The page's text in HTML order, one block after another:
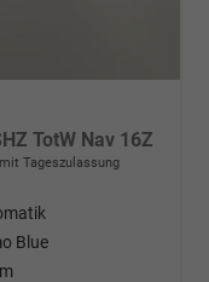
TotW Nav 16Z
Tageszulassung
Blue